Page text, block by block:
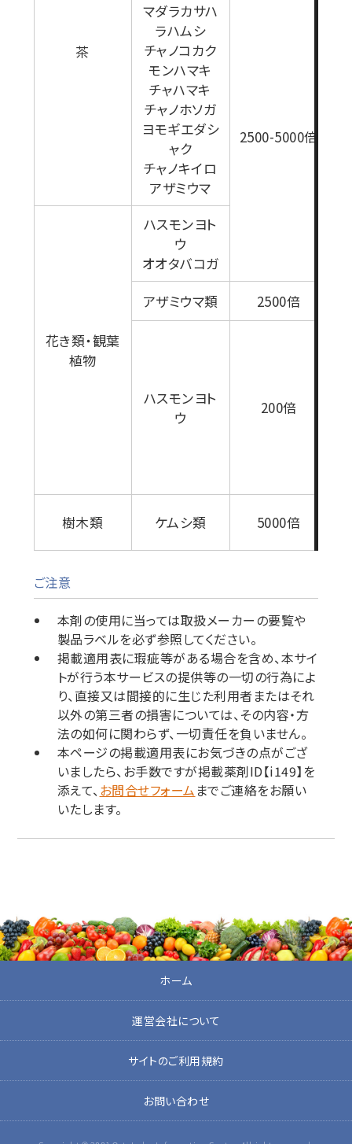
茶
マダラカサハ
ラハムシ
チャノコカク
モンハマキ
チャハマキ
チャノホソガ
ヨモギエダシ
ャク
チャノキイロ
アザミウマ
2500-5000倍
花き類・観葉
植物
ハスモンヨト
ウ
オオタバコガ
アザミウマ類
2500倍
ハスモンヨト
ウ
200倍
樹木類 ケムシ類 5000倍
ご注意
本剤の使用に当っては取扱メーカーの要覧や
製品ラベルを必ず参照してください。
掲載適用表に瑕疵等がある場合を含め、本サイ
トが行う本サービスの提供等の一切の行為によ
り、直接又は間接的に生じた利用者またはそれ
以外の第三者の損害については、その内容・方
法の如何に関わらず、一切責任を負いません。
本ページの掲載適用表にお気づきの点がござ
いましたら、お手数ですが掲載薬剤ID【i149】を
添えて、お問合せフォーム までご連絡をお願い
いたします。
ホーム
運営会社について
サイトのご利用規約
お問い合わせ